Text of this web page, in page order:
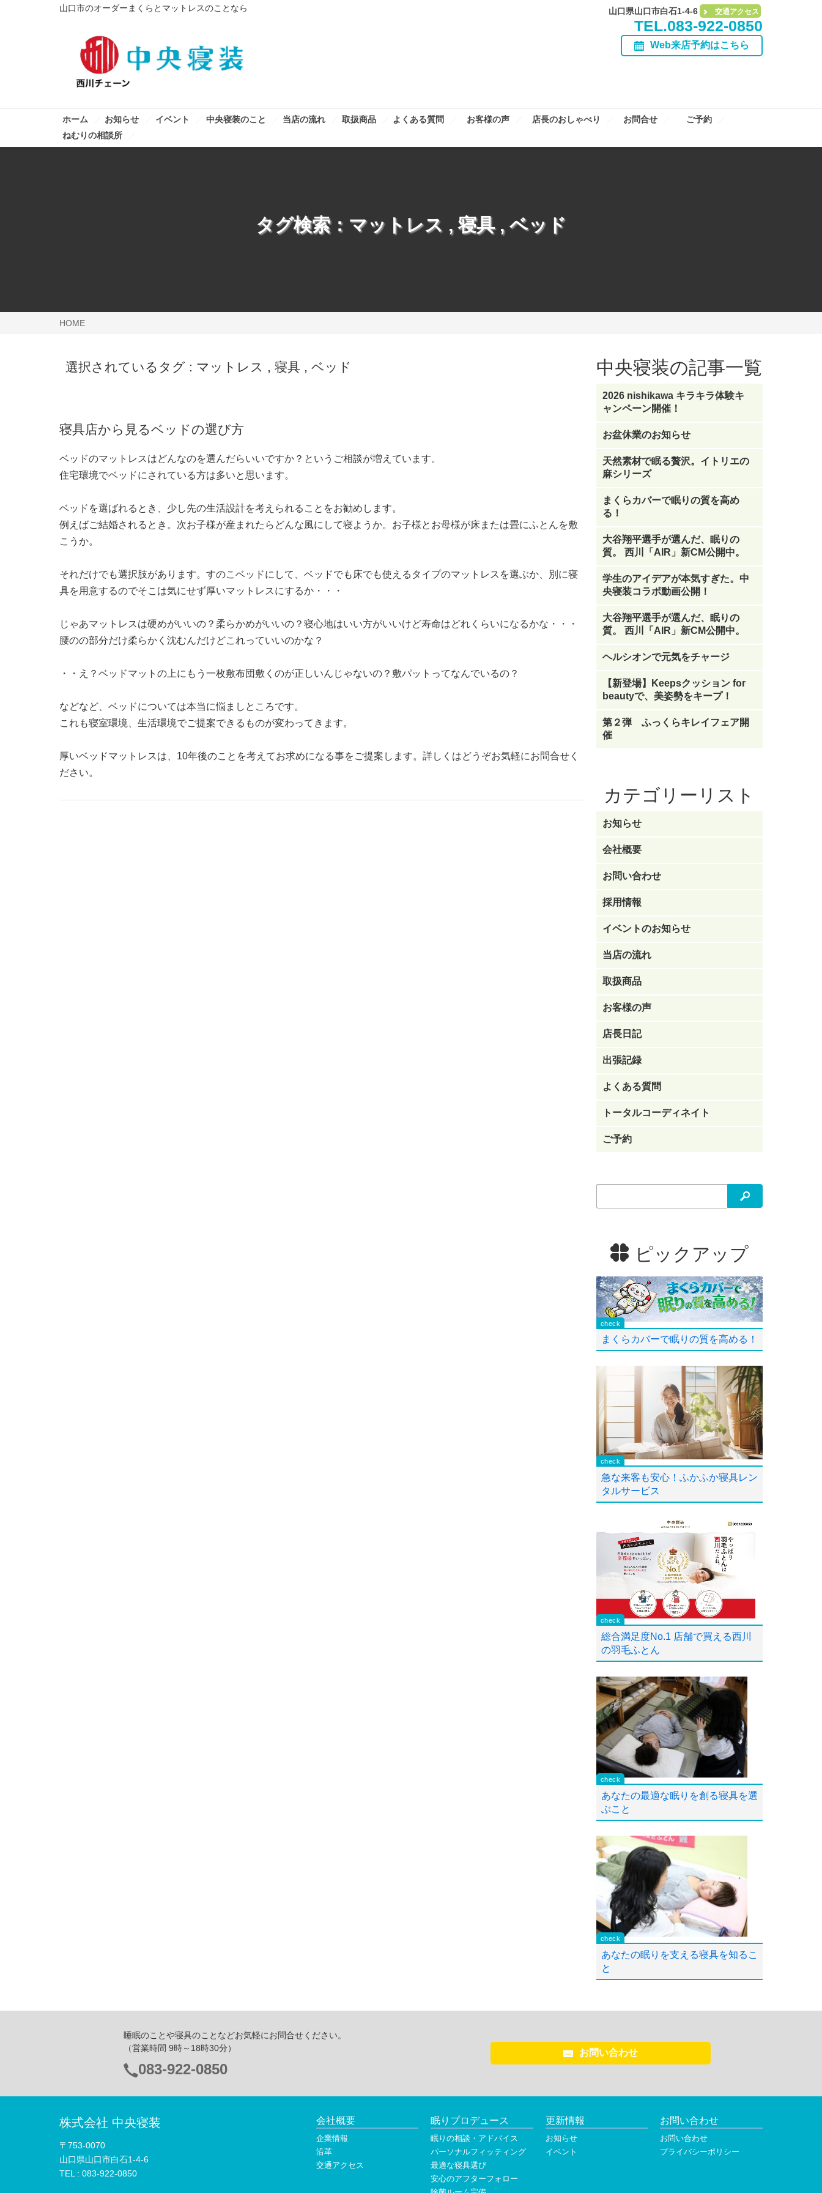
山口市のオーダーまくらとマットレスのことなら 山口県山口市白石1-4-6 交通アクセス
TEL.083-922-0850
Web来店予約はこちら
ホーム お知らせ イベント 中央寝装のこと 当店の流れ 取扱商品 よくある質問 お客様の声 店長のおしゃべり お問合せ
ご予約
ねむりの相談所
タグ検索： マットレス ,寝具, ベッド
HOME
選択されているタグ : マットレス , 寝具 , ベッド
寝具店から見るベッドの選び方
ベッドのマットレスはどんなのを選んだらいいですか？というご相談が増えています。
住宅環境でベッドにされている方は多いと思います。
ベッドを選ばれるとき、少し先の生活設計を考えられることをお勧めします。
例えばご結婚されるとき。次お子様が産まれたらどんな風にして寝ようか。お子様とお母様が床または畳にふとんを敷
こうか。
それだけでも選択肢があります。すのこベッドにして、ベッドでも床でも使えるタイプのマットレスを選ぶか、別に寝
具を用意するのでそこは気にせず厚いマットレスにするか・・・
じゃあマットレスは硬めがいいの？柔らかめがいいの？寝心地はいい方がいいけど寿命はどれくらいになるかな・・・
腰のの部分だけ柔らかく沈むんだけどこれっていいのかな？
・・え？ベッドマットの上にもう一枚敷布団敷くのが正しいんじゃないの？敷パットってなんでいるの？
などなど、ベッドについては本当に悩ましところです。
これも寝室環境、生活環境でご提案できるものが変わってきます。
厚いベッドマットレスは、10年後のことを考えてお求めになる事をご提案します。詳しくはどうぞお気軽にお問合せく
ださい。
中央寝装の記事一覧
2026 nishikawa キラキラ体験キ
ャンペーン開催！
お盆休業のお知らせ
天然素材で眠る贅沢。イトリエの
麻シリーズ
まくらカバーで眠りの質を高め
る！
大谷翔平選手が選んだ、眠りの
質。 西川「AIR」新CM公開中。
学生のアイデアが本気すぎた。中
央寝装コラボ動画公開！
大谷翔平選手が選んだ、眠りの
質。 西川「AIR」新CM公開中。
ヘルシオンで元気をチャージ
【新登場】Keepsクッション for
beautyで、美姿勢をキープ！
第２弾 ふっくらキレイフェア開
催
カテゴリーリスト
お知らせ
会社概要
お問い合わせ
採用情報
イベントのお知らせ
当店の流れ
取扱商品
お客様の声
店長日記
出張記録
よくある質問
トータルコーディネイト
ご予約
検索
ピックアップ
まくらカバーで眠りの質を高める！
急な来客も安心！ふかふか寝具レン
タルサービス
総合満足度No.1 店舗で買える西川
の羽毛ふとん
あなたの最適な眠りを創る寝具を選
ぶこと
あなたの眠りを支える寝具を知るこ
と
睡眠のことや寝具のことなどお気軽にお問合せください。
（営業時間 9時～18時30分）
電
号：
083-922-0850
お問い合わせ
株式会社 中央寝装
〒753-0070
山口県山口市白石1-4-6
TEL : 083-922-0850
会社概要
企業情報
沿革
交通アクセス
眠りプロデュース
眠りの相談・アドバイス
パーソナルフィッティング
最適な寝具選び
安心のアフターフォロー
更新情報
お知らせ
イベント
お問い合わせ
お問い合わせ
プライバシーポリシー